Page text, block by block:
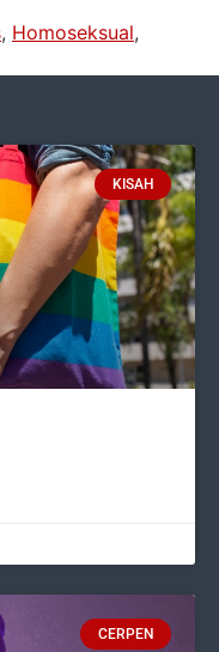
, Homoseksual,
KISAH
CERPEN